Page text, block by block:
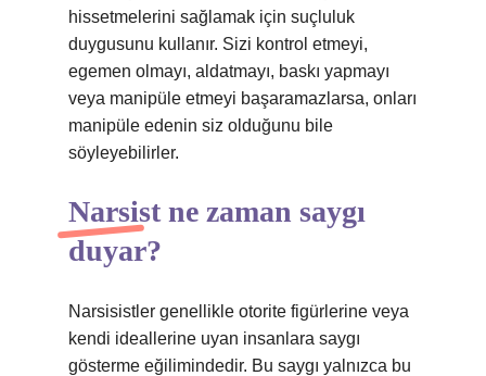
hissetmelerini sağlamak için suçluluk
duygusunu kullanır. Sizi kontrol etmeyi,
egemen olmayı, aldatmayı, baskı yapmayı
veya manipüle etmeyi başaramazlarsa, onları
manipüle edenin siz olduğunu bile
söyleyebilirler.
Narsist ne zaman saygı
duyar?
Narsisistler genellikle otorite figürlerine veya
kendi ideallerine uyan insanlara saygı
gösterme eğilimindedir. Bu saygı yalnızca bu